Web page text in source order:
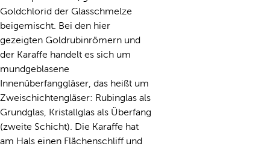
Goldchlorid der Glasschmelze
beigemischt. Bei den hier
gezeigten Goldrubinrömern und
der Karaffe handelt es sich um
mundgeblasene
Innenüberfanggläser, das heißt um
Zweischichtengläser: Rubinglas als
Grundglas, Kristallglas als Überfang
(zweite Schicht). Die Karaffe hat
am Hals einen Flächenschliff und